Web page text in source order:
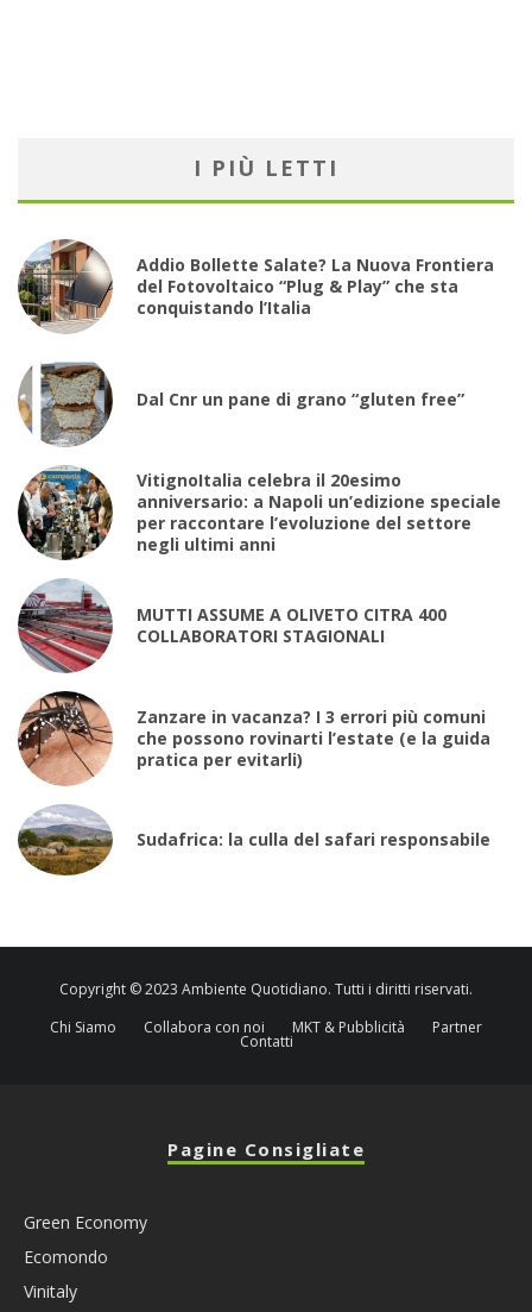
I PIÙ LETTI
Addio Bollette Salate? La Nuova Frontiera
del Fotovoltaico “Plug & Play” che sta
conquistando l’Italia
Dal Cnr un pane di grano “gluten free”
VitignoItalia celebra il 20esimo
anniversario: a Napoli un’edizione speciale
per raccontare l’evoluzione del settore
negli ultimi anni
MUTTI ASSUME A OLIVETO CITRA 400
COLLABORATORI STAGIONALI
Zanzare in vacanza? I 3 errori più comuni
che possono rovinarti l’estate (e la guida
pratica per evitarli)
Sudafrica: la culla del safari responsabile
Copyright © 2023 Ambiente Quotidiano. Tutti i diritti riservati.
Chi Siamo
Collabora con noi MKT & Pubblicità Partner
Contatti
Pagine Consigliate
Green Economy
Ecomondo
Vinitaly